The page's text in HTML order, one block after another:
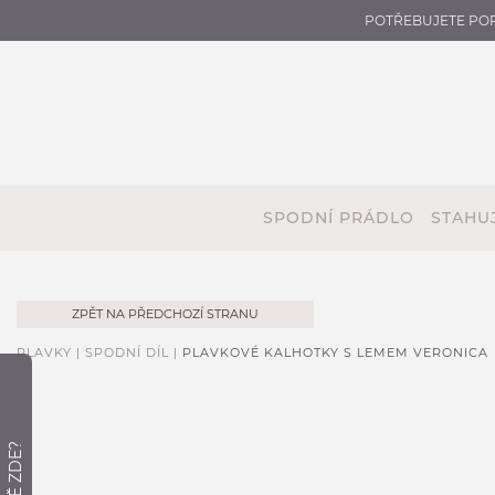
POTŘEBUJETE
SPODNÍ PRÁDLO
ZPĚT NA PŘEDCHOZÍ STRANU
PLAVKY | SPODNÍ DÍL | PLAVKOVÉ KALHOTKY S LEMEM VERONICA